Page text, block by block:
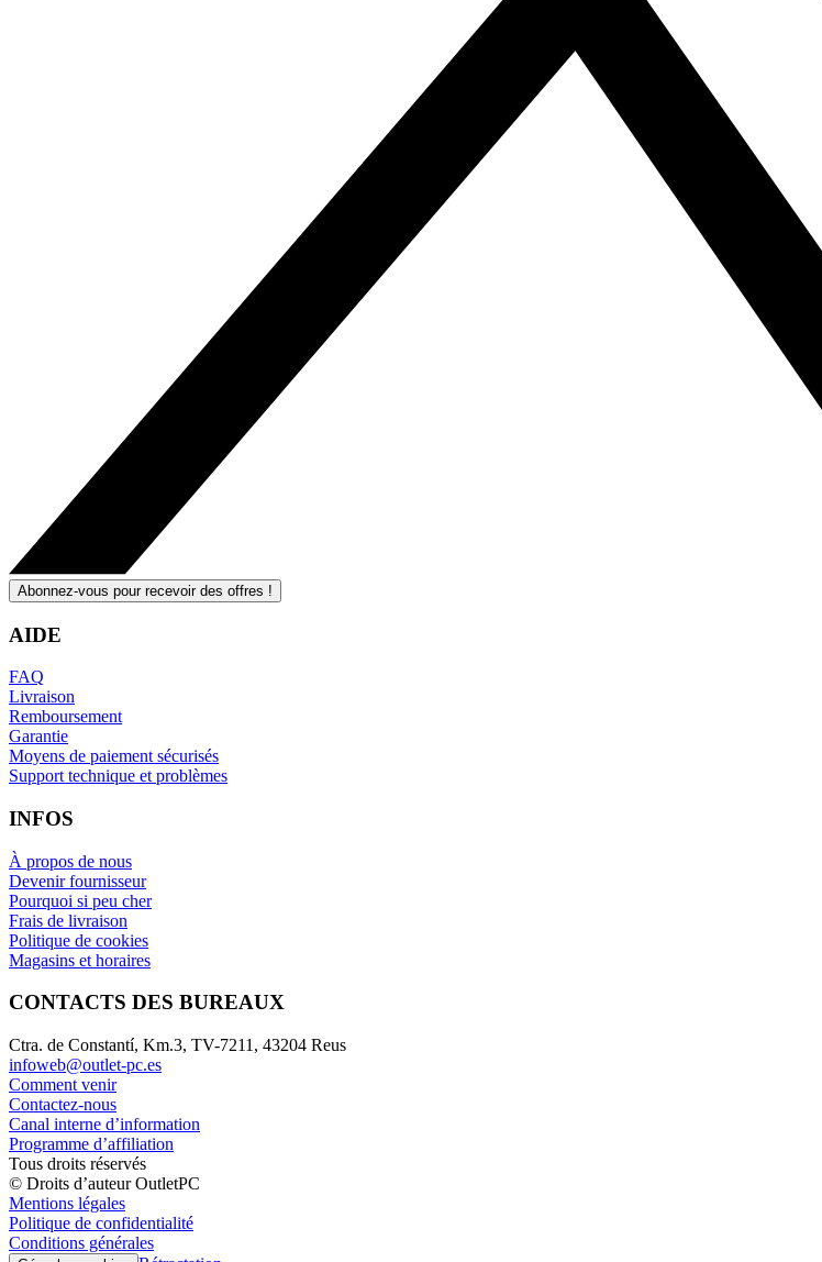
Abonnez-vous pour recevoir des offres !
AIDE
FAQ
Livraison
Remboursement
Garantie
Moyens de paiement sécurisés
Support technique et problèmes
INFOS
À propos de nous
Devenir fournisseur
Pourquoi si peu cher
Frais de livraison
Politique de cookies
Magasins et horaires
CONTACTS DES BUREAUX
Ctra. de Constantí, Km.3, TV-7211, 43204 Reus
infoweb@outlet-pc.es
Comment venir
Contactez-nous
Canal interne d’information
Programme d’affiliation
Tous droits réservés
© Droits d’auteur OutletPC
Mentions légales
Politique de confidentialité
Conditions générales